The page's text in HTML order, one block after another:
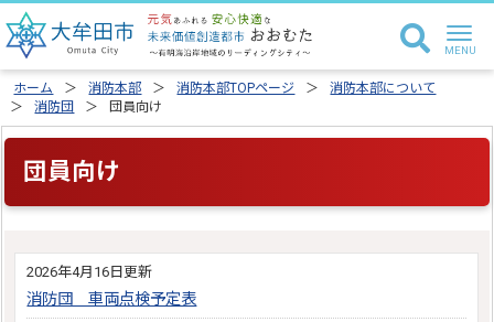
ホーム 消防本部 消防本部TOPページ
消防本部について
消防団
団員向け
団員向け
2026年4月16日更新
消防団 車両点検予定表